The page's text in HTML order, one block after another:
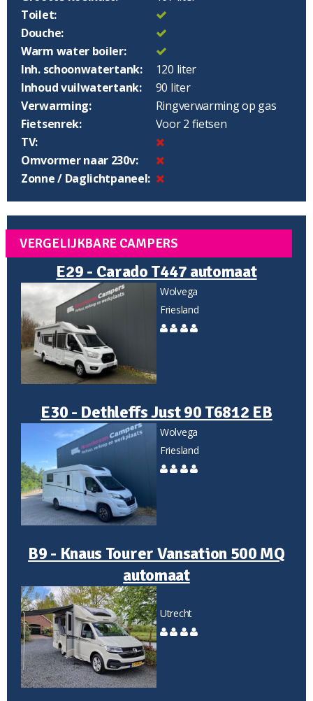
Toilet:
Douche:
Warm water boiler:
Inh. schoonwatertank:
120 liter
Inhoud vuilwatertank:
90 liter
Verwarming:
Ringverwarming op gas
Fietsenrek:
Voor 2 fietsen
TV:
Omvormer naar 230v:
Zonne / Daglichtpaneel:
VERGELIJKBARE CAMPERS
E29 - Carado T447 automaat
Wolvega
Friesland
E30 - Dethleffs Just 90 T6812 EB
Wolvega
Friesland
B9 - Knaus Tourer Vansation 500 MQ
automaat
Utrecht